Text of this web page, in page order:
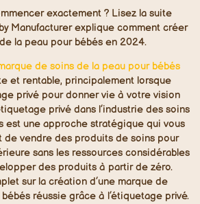
exactement ? Lisez la suite
Manufacturer explique comment créer
la peau pour bébés en 2024.
de soins de la peau pour bébés
et rentable, principalement lorsque
privé pour donner vie à votre vision
privé dans l’industrie des soins
est une approche stratégique qui vous
de vendre des produits de soins pour
sans les ressources considérables
des produits à partir de zéro.
sur la création d’une marque de
réussie grâce à l’étiquetage privé.